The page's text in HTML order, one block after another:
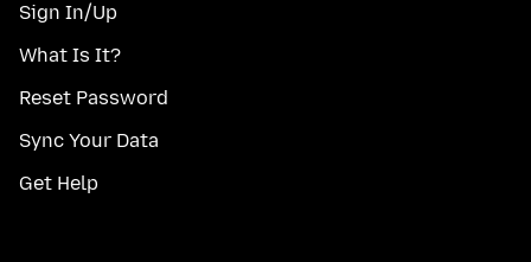
Sign In/Up
What Is It?
Reset Password
Sync Your Data
Get Help